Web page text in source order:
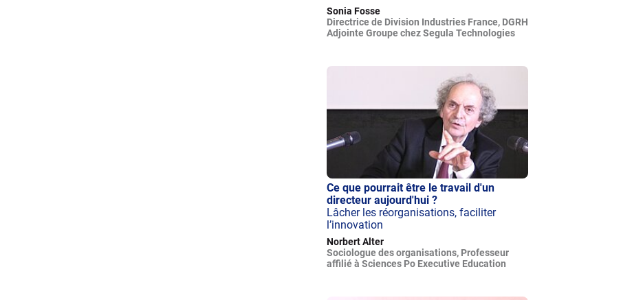
Sonia Fosse
Directrice de Division Industries France, DGRH
Adjointe Groupe chez Segula Technologies
Ce que pourrait être le travail d'un
directeur aujourd'hui ?
Lâcher les réorganisations, faciliter
l’innovation
Norbert Alter
Sociologue des organisations, Professeur
affilié à Sciences Po Executive Education